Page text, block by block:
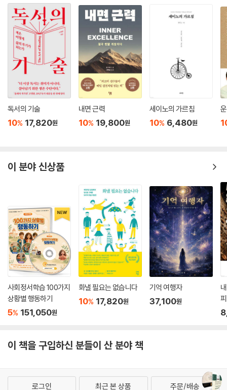
사귐이란 공간이 아니라 마음의 거리를 좁히는 것이다
벗을 가늠한다는 것은 우정을 포기하는 것과 같다
친구란 당신과 나를 우리로 변화시키는 존재다
옆에 있어도 간절하고 멀리 있어도 도탑다
우정이란 만나기 전보다 더 낫게 헤어지는 것이다
이름으로 힘껏 불러주는 친구가 없다면 죽은 것이나 다름없다
진짜 친구는 갚을 수 없는 빚을 지우지 않는다
말로 전해질 정성이라면 굳이 말로 전할 필요가 없다
허물없이 말을 건네는 데에도 공부가 필요하다
제7장. 지나온 마음에서 내가 가야 할 길을 듣는다
생의 고비를 겪고 나면 마음의 소리가 열린다
과거는 돌아보고, 미래는 준비하며, 현재를 살아가라
바람에 흔들리는 것은 촛불이지 초가 아니다
바닥에 내려가야 자신이 얼마나 오를지를 알게 된다
그대 자신의 운명을 사랑하라
나무를 자라게 하려면 잔가지들을 쳐줘야 한다
욕심을 멈추지 못하면 불안도 멈춰지지 않는다
오십은 인생의 의미를 질문하기 좋은 시기다
자신에게 주어진 길다운 길을 찾는다는 것
* 삶의 내공을 기르는 신독 필사노트
독서의 기술
10% 17,820원
내면 근력
10% 19,800원
세이노의 가르침
10% 6,480원
이 분야 신상품
사회정서학습 100가지
상황별 행동하기
5% 151,050원
화낼 필요는 없습니다
10% 17,820원
기억 여행자
37,100원
이 책을 구입하신 분들이 산 분야 책
로그인 최근 본 상품 주문/배송